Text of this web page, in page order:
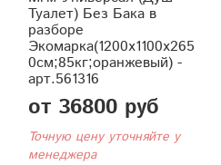
Туалет) Без Бака в
разборе
Экомарка(1200x1100x265
0см;85кг;оранжевый) -
арт.561316
от 36800 руб
Точную цену уточняйте у
менеджера